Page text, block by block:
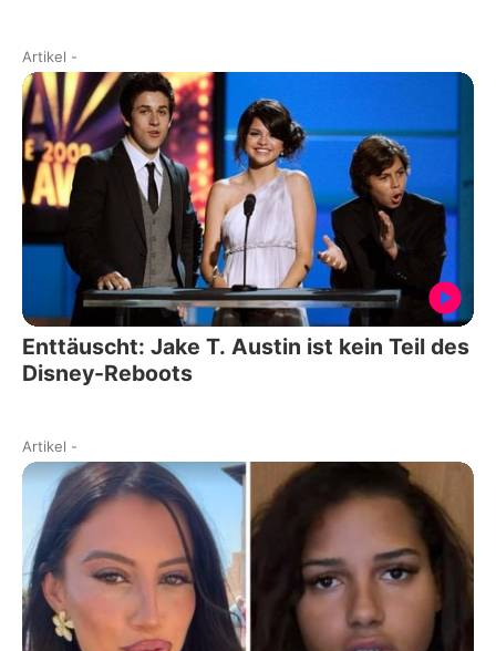
Artikel -
Enttäuscht: Jake T. Austin ist kein Teil des
Disney-Reboots
Artikel -